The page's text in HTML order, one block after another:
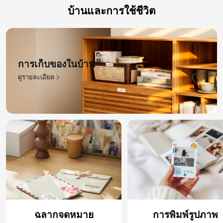
บ้านและการใช้ชีวิต
การเก็บของในบ้าน​
ดูรายละเอียด​
ฉลากจดหมาย​ การพิมพ์รูปภาพ​